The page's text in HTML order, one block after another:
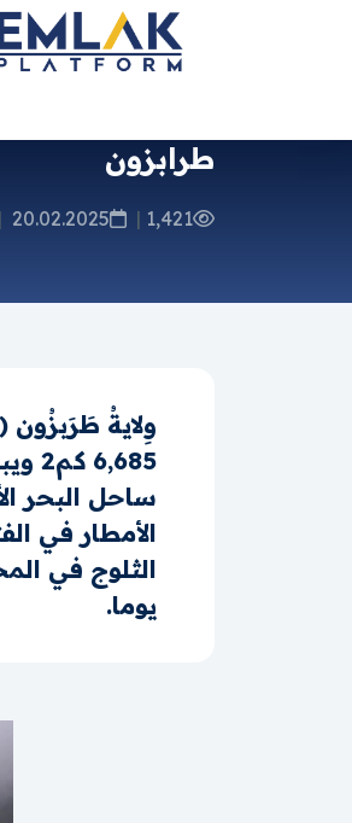
طرابزون
1,421
|
20.02.2025
|
ساحل البحر
يوما.